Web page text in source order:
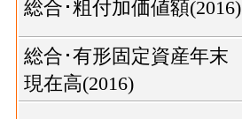
総合･粗付加価値額(2016)
総合･有形固定資産年末
現在高(2016)